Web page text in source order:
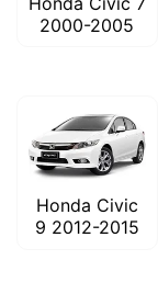
2000-2005
Honda Civic
9 2012-2015